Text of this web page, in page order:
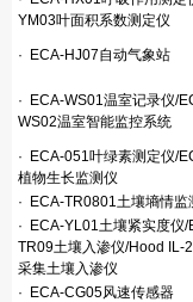
YM03叶面积系数测定仪
· ECA-HJ07自动气象站
· ECA-WS01温室记录仪/
WS02温室智能监控系统
· ECA-051叶绿素测定仪/
植物生长监测仪
· ECA-TR0801土壤墒情监
· ECA-YL01土壤紧实度仪/
TR09土壤入渗仪/Hood IL-
采集土壤入渗仪
· ECA-CG05风速传感器